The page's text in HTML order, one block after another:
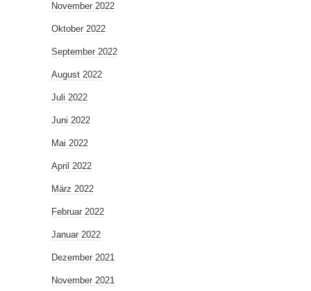
November 2022
Oktober 2022
September 2022
August 2022
Juli 2022
Juni 2022
Mai 2022
April 2022
März 2022
Februar 2022
Januar 2022
Dezember 2021
November 2021